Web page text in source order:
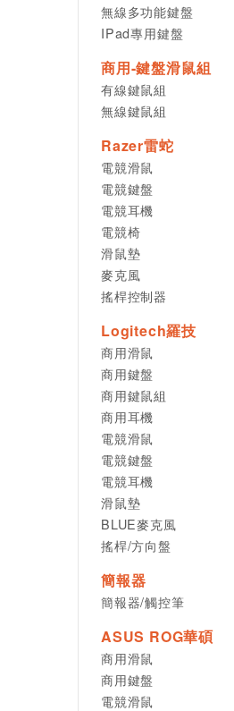
無線多功能鍵盤
IPad專用鍵盤
商用-鍵盤滑鼠組
有線鍵鼠組
無線鍵鼠組
Razer雷蛇
電競滑鼠
電競鍵盤
電競耳機
電競椅
滑鼠墊
麥克風
搖桿控制器
Logitech羅技
商用滑鼠
商用鍵盤
商用鍵鼠組
商用耳機
電競滑鼠
電競鍵盤
電競耳機
滑鼠墊
BLUE麥克風
搖桿/方向盤
簡報器
簡報器/觸控筆
ASUS ROG華碩
商用滑鼠
商用鍵盤
電競滑鼠